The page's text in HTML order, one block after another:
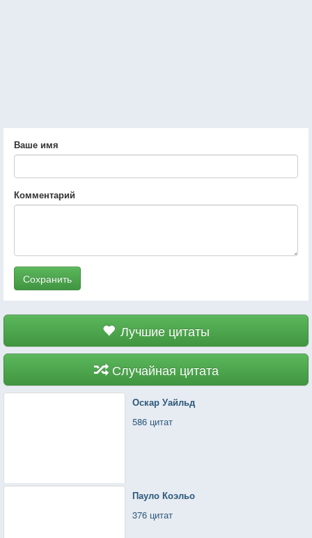
Ваше имя
Комментарий
Сохранить
Лучшие цитаты
Случайная цитата
Оскар Уайльд
586 цитат
Пауло Коэльо
376 цитат